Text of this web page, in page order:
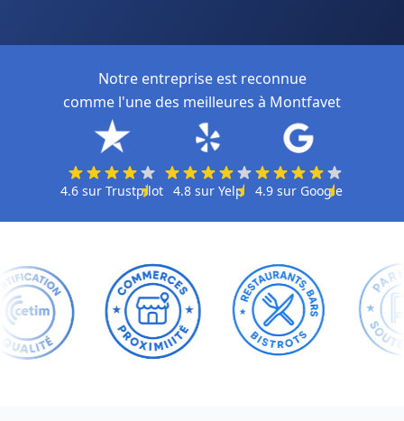
Notre entreprise est reconnue
comme l'une des meilleures à Montfavet
4.6 sur Trustpilot 4.8 sur Yelp 4.9sur Google